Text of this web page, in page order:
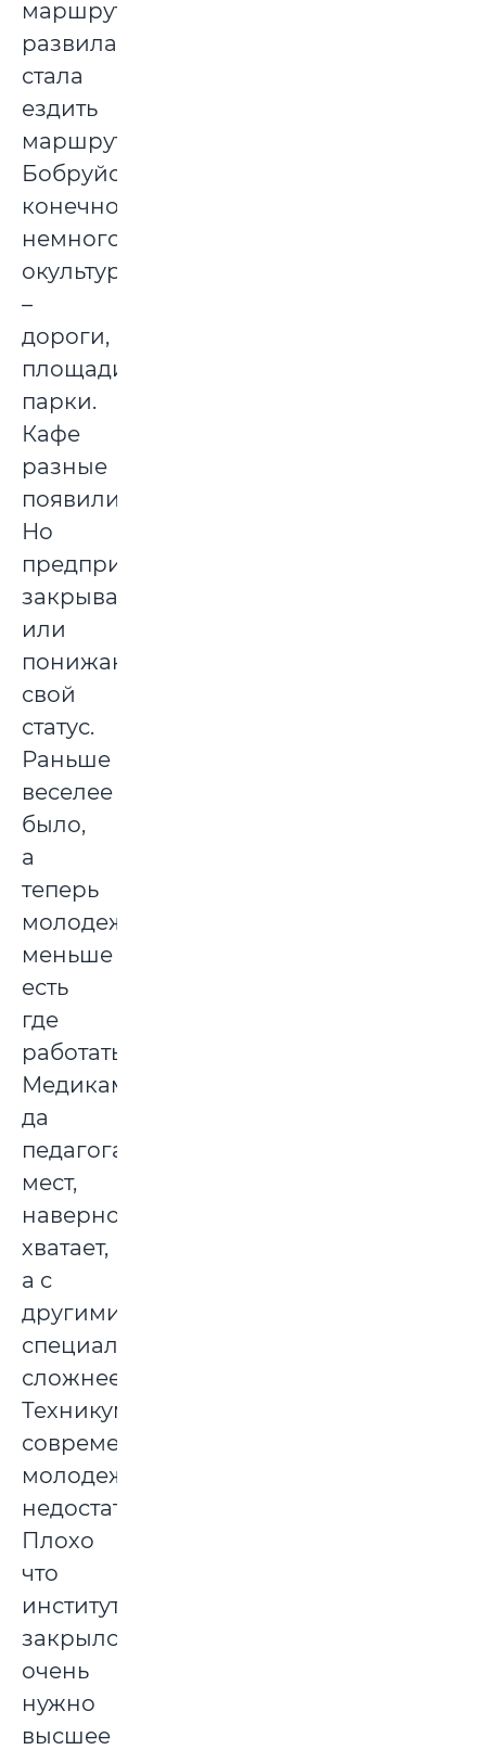
маршруток
развилась,
стала
ездить
маршрутками.
Бобруйск
конечно
немного
окультурился
–
дороги,
площади,
парки.
Кафе
разные
появились.
Но
предприятия
закрываются
или
понижают
свой
статус.
Раньше
веселее
было,
а
теперь
молодежи
меньше
есть
где
работать.
Медикам
да
педагогам
мест,
наверное,
хватает,
а с
другими
специальностями
сложнее.
Техникумов
современной
молодежи
недостаточно.
Плохо
что
институт
закрылся,
очень
нужно
высшее